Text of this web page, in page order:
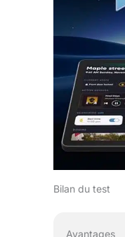
Bilan du test
Avantages